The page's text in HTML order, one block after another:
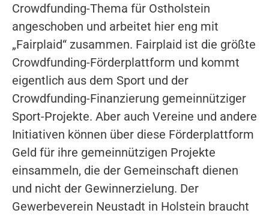
Crowdfunding-Thema für Ostholstein
angeschoben und arbeitet hier eng mit
„Fairplaid“ zusammen. Fairplaid ist die größte
Crowdfunding-Förderplattform und kommt
eigentlich aus dem Sport und der
Crowdfunding-Finanzierung gemeinnütziger
Sport-Projekte. Aber auch Vereine und andere
Initiativen können über diese Förderplattform
Geld für ihre gemeinnützigen Projekte
einsammeln, die der Gemeinschaft dienen
und nicht der Gewinnerzielung. Der
Gewerbeverein Neustadt in Holstein braucht